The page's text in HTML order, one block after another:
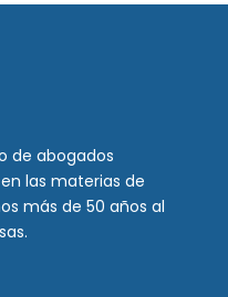
de abogados
las materias de
más de 50 años al